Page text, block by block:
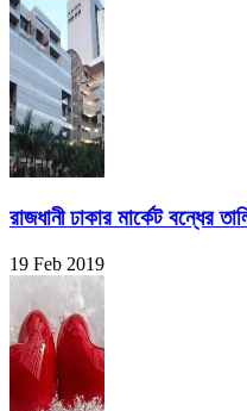
রাজধানী ঢাকার মার্কেট বন্ধের
19 Feb 2019